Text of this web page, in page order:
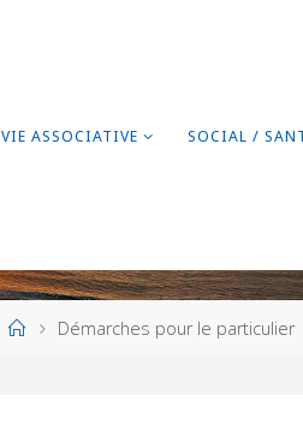
VIE ASSOCIATIVE SOCIAL /
HomeDémarches pour le particulier